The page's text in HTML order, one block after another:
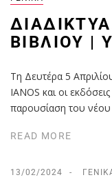
ΒΙΒΛΙΟΥ |
Τη Δευτέρα 5
IANOS και οι
παρουσίαση του νέου
READ MORE
13/02/2024